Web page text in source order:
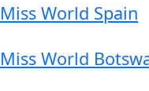
Miss World Spain
Miss World